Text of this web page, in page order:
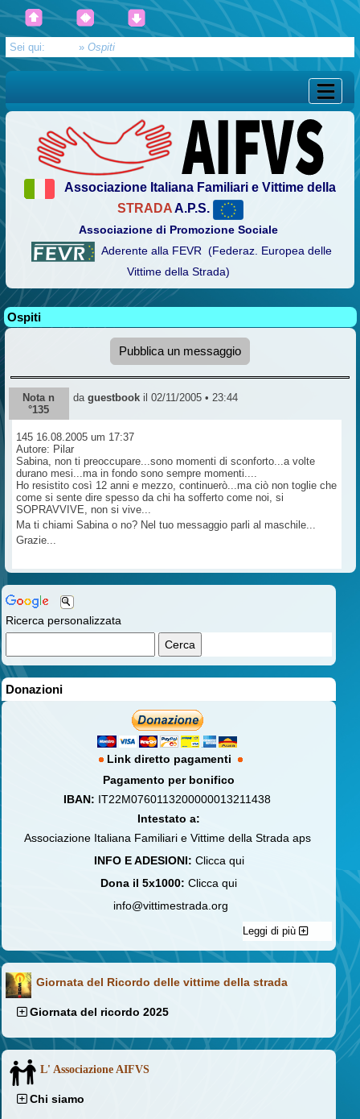
Sei qui: » Ospiti
Associazione Italiana Familiari e Vittime della
STRADAA.P.S.
Associazione di Promozione Sociale
Aderente alla FEVR (Federaz. Europea delle
Vittime della Strada)
Ricerca personalizzata
Donazioni
Link diretto pagamenti
Pagamento per bonifico
IBAN: IT22M0760113200000013211438
Intestato a:
Associazione Italiana Familiari e Vittime della Strada aps
INFO E ADESIONI: Clicca qui
Dona il 5x1000: Clicca qui
info@vittimestrada.org
Leggi di più
Giornata del Ricordo delle vittime della strada
Giornata del ricordo 2025
L' Associazione AIFVS
Chi siamo
Ospiti
Pubblica un messaggio
Nota n
°135
da guestbookil 02/11/2005 • 23:44
145 16.08.2005 um 17:37
Autore: Pilar
Sabina, non ti preoccupare...sono momenti di sconforto...a volte
durano mesi...ma in fondo sono sempre momenti....
Ho resistito così 12 anni e mezzo, continuerò...ma ciò non toglie che
come si sente dire spesso da chi ha sofferto come noi, si
SOPRAVVIVE, non si vive...
Ma ti chiami Sabina o no? Nel tuo messaggio parli al maschile...
Grazie...